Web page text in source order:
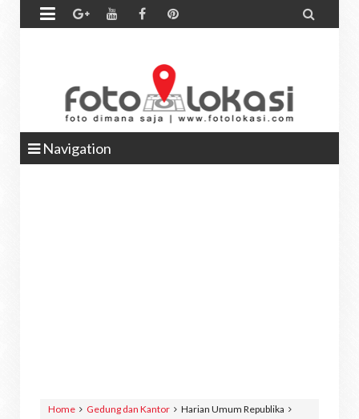
 
Navigation
Home Gedung dan Kantor Harian Umum Republika